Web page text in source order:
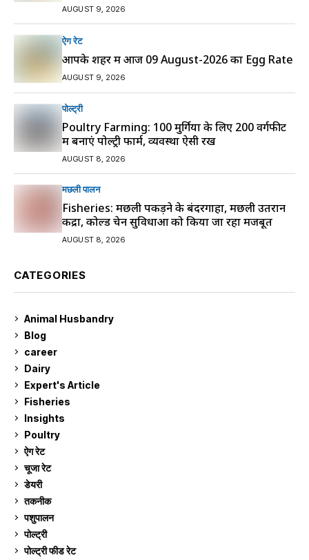
AUGUST 9, 2026
ऐग रेट
आपके शहर में आज 09 August-2026 का Egg Rate
AUGUST 9, 2026
पोल्ट्री
Poultry Farming: 100 मुर्गियों के लिए 200 वर्गफीट
में बनाएं पोल्ट्री फार्म, व्यवस्था ऐसी रखें
AUGUST 8, 2026
मछली पालन
Fisheries: मछली पकड़ने के बंदरगाहों, मछली उतरान
केंद्रों, कोल्ड चेन सुविधाओं को किया जा रहा मजबूत
AUGUST 8, 2026
CATEGORIES
Animal Husbandry
Blog
career
Dairy
Expert's Article
Fisheries
Insights
Poultry
ऐग रेट
चूजा रेट
डेयरी
तकनीक
पशुपालन
पोल्ट्री
पोल्ट्री फीड रेट